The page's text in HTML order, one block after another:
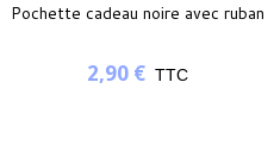
Pochette cadeau noire avec ruban
2,90 € TTC